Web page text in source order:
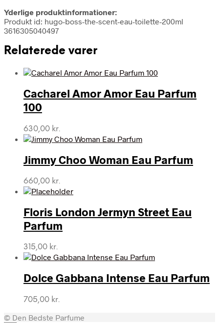
Yderlige produktinformationer:
Produkt id: hugo-boss-the-scent-eau-toilette-200ml
3616305040497
Relaterede varer
Cacharel Amor Amor Eau Parfum
100
630,00 kr.
Jimmy Choo Woman Eau Parfum
660,00 kr.
Floris London Jermyn Street Eau
Parfum
315,00 kr.
Dolce Gabbana Intense Eau Parfum
705,00 kr.
© Den Bedste Parfume